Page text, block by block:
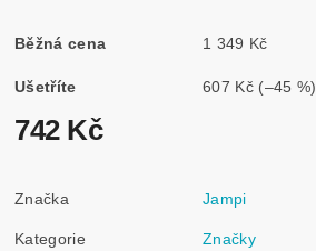
Běžná cena 1 349 Kč
Ušetříte 607 Kč (–45 %)
742 Kč
Značka Jampi
Kategorie Značky